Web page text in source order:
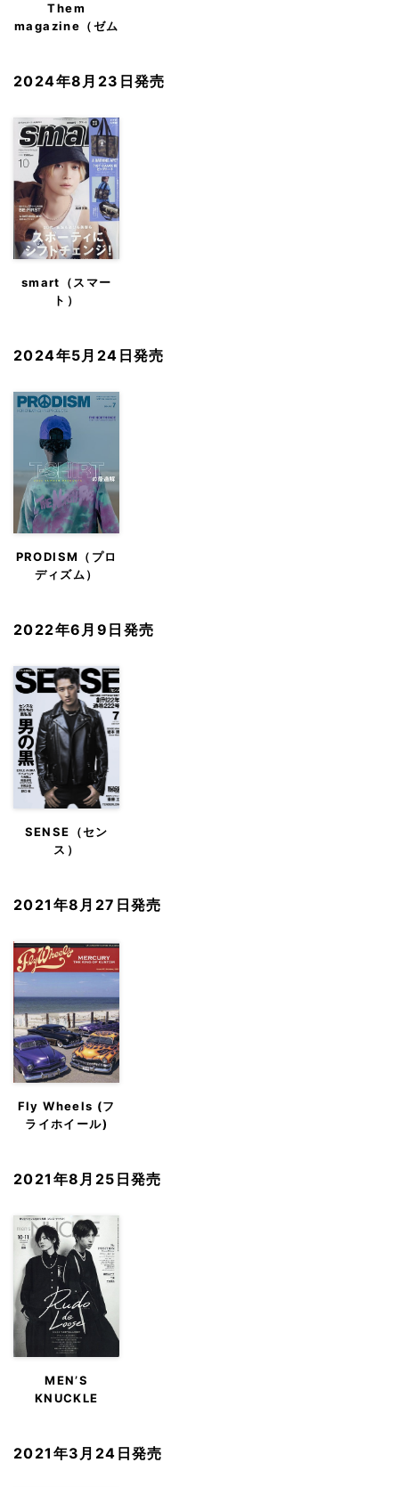
Them
magazine（ゼム
2024年8月23日発売
smart（スマー
ト）
2024年5月24日発売
PRODISM（プロ
ディズム）
2022年6月9日発売
SENSE（セン
ス）
2021年8月27日発売
Fly Wheels (フ
ライホイール)
2021年8月25日発売
MEN’S
KNUCKLE
2021年3月24日発売